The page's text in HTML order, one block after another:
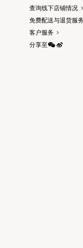
查询线下店铺情况
免费配送与退货服
客户服务
分享至